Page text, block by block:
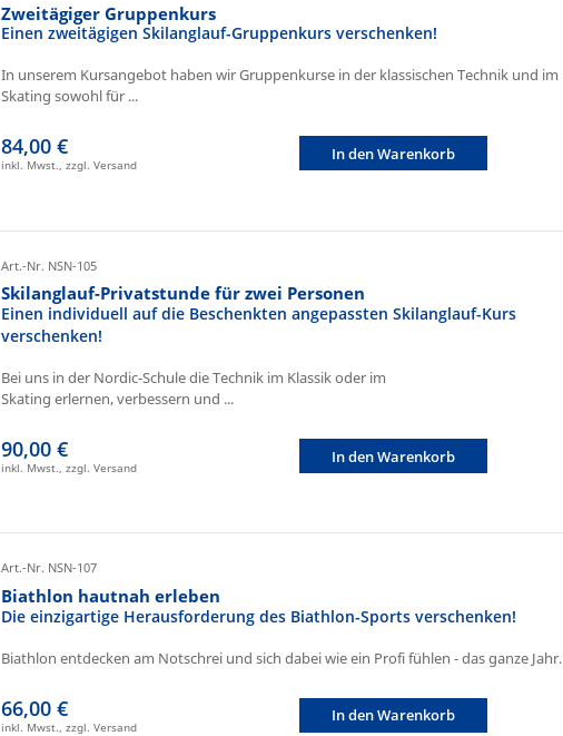
Zweitägiger Gruppenkurs
Einen zweitägigen Skilanglauf-Gruppenkurs verschenken!
In unserem Kursangebot haben wir Gruppenkurse in der klassischen Technik und im
Skating sowohl für ...
84,00 €
inkl. Mwst., zzgl. Versand
In den Warenkorb
Art.-Nr. NSN-105
Skilanglauf-Privatstunde für zwei Personen
Einen individuell auf die Beschenkten angepassten Skilanglauf-Kurs
verschenken!
Bei uns in der Nordic-Schule die Technik im Klassik oder im
Skating erlernen, verbessern und ...
90,00 €
inkl. Mwst., zzgl. Versand
In den Warenkorb
Art.-Nr. NSN-107
Biathlon hautnah erleben
Die einzigartige Herausforderung des Biathlon-Sports verschenken!
Biathlon entdecken am Notschrei und sich dabei wie ein Profi fühlen - das ganze Jahr.
66,00 €
inkl. Mwst., zzgl. Versand
In den Warenkorb